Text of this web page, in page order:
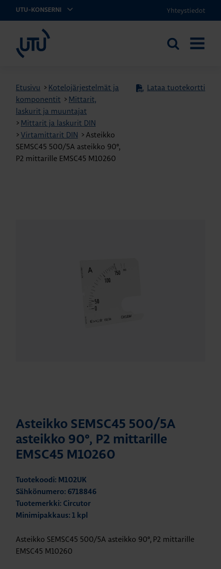
UTU-KONSERNI Yhteystiedot
Etsi
Etusivu > Kotelojärjestelmät ja
komponentit > Mittarit,
laskurit ja muuntajat
> Mittarit ja laskurit DIN
>Virtamittarit DIN >Asteikko
SEMSC45 500/5A asteikko 90º,
P2 mittarille EMSC45 M10260
Lataa tuotekortti
Asteikko SEMSC45 500/5A
asteikko 90º, P2 mittarille
EMSC45 M10260
Tuotekoodi: M102UK
Sähkönumero: 6718846
Tuotemerkki: Circutor
Minimipakkaus: 1 kpl
Asteikko SEMSC45 500/5A asteikko 90º, P2 mittarille
EMSC45 M10260